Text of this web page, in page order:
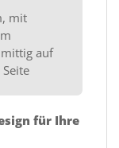
mit
auf
für Ihre